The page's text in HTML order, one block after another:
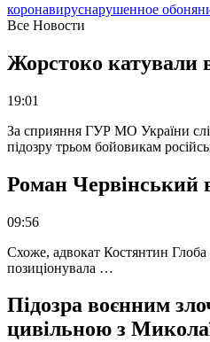
коронавируснарушенное
Все Новости
Жорстоко катували
19:01
За сприяння ГУР МО України
підозру трьом бойовикам
Роман Червінський
09:56
Схоже, адвокат Костянтин Глоба
позиціонувала …
Підозра воєнним
цивільною з